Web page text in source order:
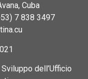
Cuba
7 838 3497
dell’Ufficio